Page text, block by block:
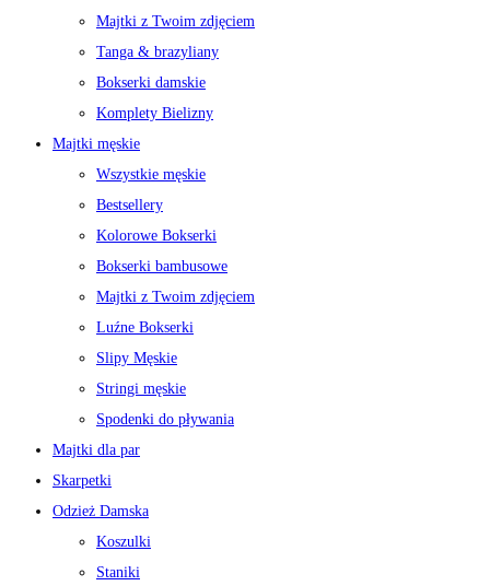
Majtki z Twoim zdjęciem
Tanga & brazyliany
Bokserki damskie
Komplety Bielizny
Majtki męskie
Wszystkie męskie
Bestsellery
Kolorowe Bokserki
Bokserki bambusowe
Majtki z Twoim zdjęciem
Luźne Bokserki
Slipy Męskie
Stringi męskie
Spodenki do pływania
Majtki dla par
Skarpetki
Odzież Damska
Koszulki
Staniki